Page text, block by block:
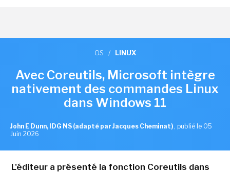
OS / LINUX
Avec Coreutils, Microsoft intègre
nativement des commandes Linux
dans Windows 11
John E Dunn, IDG NS (adapté par Jacques Cheminat) , publié le 05
Juin 2026
L'éditeur a présenté la fonction Coreutils dans